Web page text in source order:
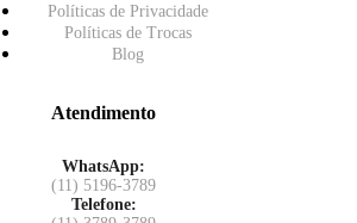
Políticas de Privacidade
Políticas de Trocas
Blog
Atendimento
WhatsApp:
(11) 5196-3789
Telefone: